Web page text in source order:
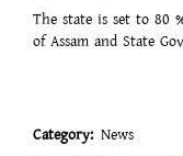
The state is set to 80
of Assam and State
Category News